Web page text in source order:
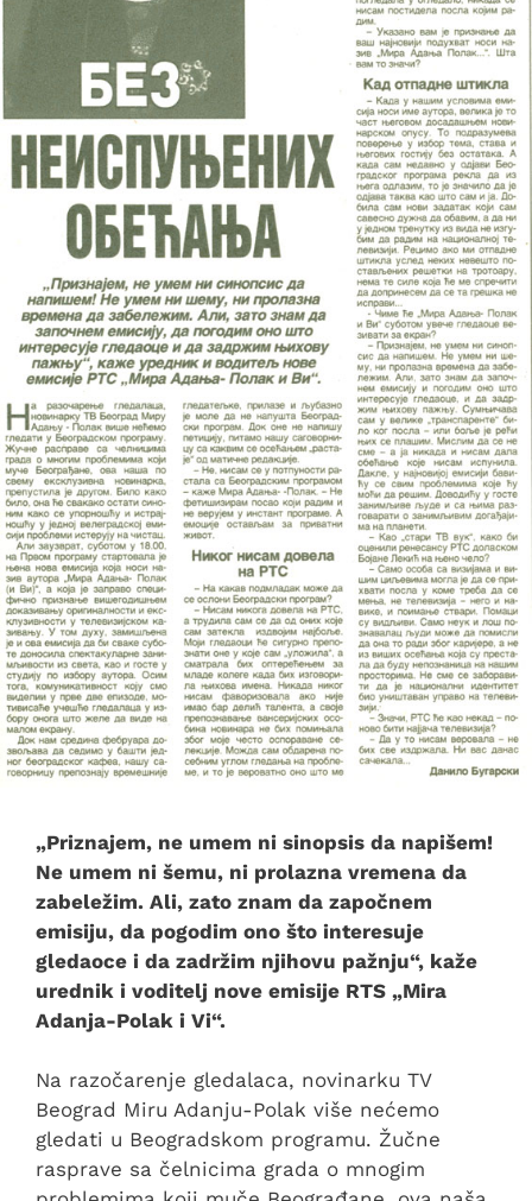
„Priznajem, ne umem ni sinopsis da napišem!
Ne umem ni šemu, ni prolazna vremena da
zabeležim. Ali, zato znam da započnem
emisiju, da pogodim ono što interesuje
gledaoce i da zadržim njihovu pažnju“, kaže
urednik i voditelj nove emisije RTS „Mira
Adanja-Polak i Vi“.
Na razočarenje gledalaca, novinarku TV
Beograd Miru Adanju-Polak više nećemo
gledati u Beogradskom programu. Žučne
rasprave sa čelnicima grada o mnogim